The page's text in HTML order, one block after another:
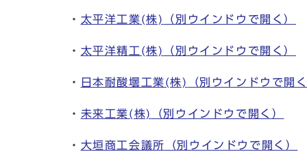
・ 太平洋工業(株) （別ウインドウで開く）
・ 太平洋精工(株) （別ウインドウで開く）
・ 日本耐酸壜工業(株) （別ウインドウで開く
・ 未来工業(株) （別ウインドウで開く）
・ 大垣商工会議所 （別ウインドウで開く）